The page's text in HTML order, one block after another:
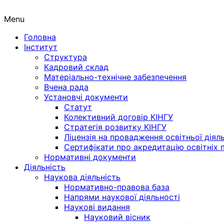
Menu
Головна
Інститут
Структура
Кадровий склад
Матеріально-технічне забезпечення
Вчена рада
Установчі документи
Статут
Колективний договір КІНГУ
Стратегія розвитку КІНГУ
Ліцензія на провадження освітньої
Сертифікати про акредитацію освітніх
Нормативні документи
Діяльність
Наукова діяльність
Нормативно-правова база
Напрями наукової діяльності
Наукові видання
Науковий вісник